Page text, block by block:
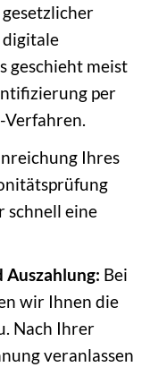
geschieht meist
per
Ihres
schnell eine
Bei
wir Ihnen die
Nach Ihrer
veranlassen